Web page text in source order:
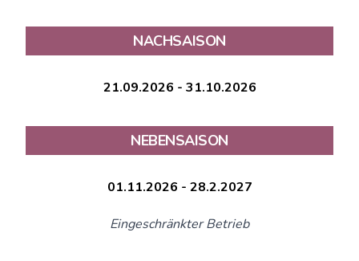
NACHSAISON
21.09.2026 - 31.10.2026
NEBENSAISON
01.11.2026 - 28.2.2027
Eingeschränkter Betrieb